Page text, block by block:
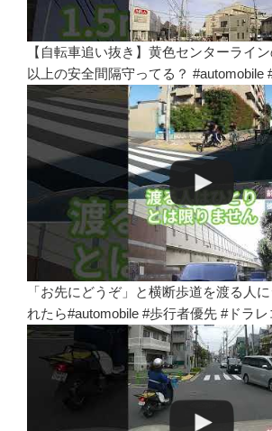
【自転車追い抜き】黄色センターライ
以上の安全間隔守ってる？ #automobile
「お先にどうぞ」と横断歩道を渡る人
れたら#automobile #歩行者優先 #ドラレ